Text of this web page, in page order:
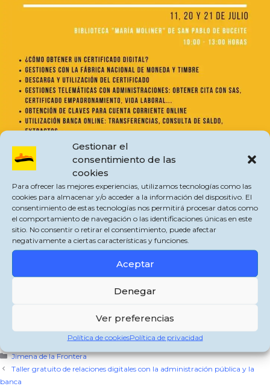
Gestionar el
consentimiento de las
cookies
Para ofrecer las mejores experiencias, utilizamos tecnologías como las
cookies para almacenar y/o acceder a la información del dispositivo. El
consentimiento de estas tecnologías nos permitirá procesar datos como
el comportamiento de navegación o las identificaciones únicas en este
sitio. No consentir o retirar el consentimiento, puede afectar
negativamente a ciertas características y funciones.
Aceptar
Denegar
Ver preferencias
Política de cookiesPolítica de privacidad
El Área del Mayor del Ayuntamiento de Jimena de la Frontera pone a
disposición de los vecinos y vecinas un TALLER GRATUITO enfocado en las
Relaciones Digitales con la Administración Pública y la Banca los días 11, 20 y
21 de julio de 2022 en la Biblioteca Municipal «María Moliner» de San Pablo de
Buceite en horario de 10:00 a 13:00 horas.
Facebook WhatsApp
Categorías
Jimena de la Frontera
Taller gratuito de relaciones digitales con la administración pública y la
banca